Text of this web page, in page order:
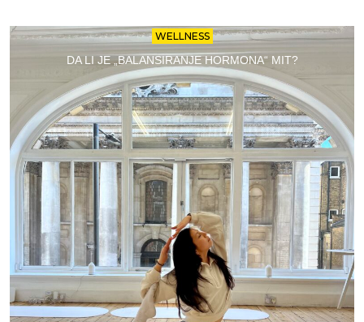
WELLNESS
DA LI JE „BALANSIRANJE HORMONA“ MIT?